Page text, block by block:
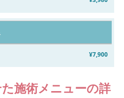
¥7,900
施術メニューの詳